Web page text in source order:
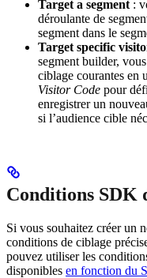
Target a segment :
déroulante de
segment dans le
Target specific
segment builder,
ciblage courantes en
Visitor Code pour
enregistrer un
si l’audience cible
Conditions SDK
Si vous souhaitez créer un
conditions de ciblage
pouvez utiliser les
disponibles en fonction du